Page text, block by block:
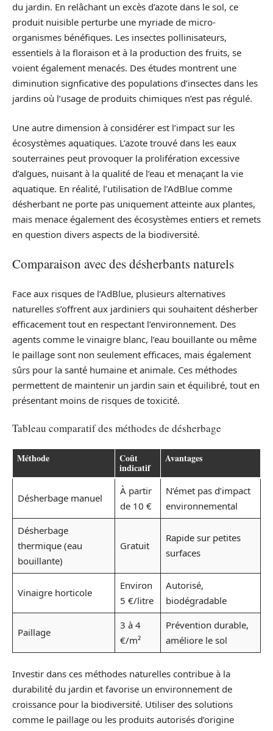
du jardin. En relâchant un excès d’azote dans le sol, ce
produit nuisible perturbe une myriade de micro-
organismes bénéfiques. Les insectes pollinisateurs,
essentiels à la floraison et à la production des fruits, se
voient également menacés. Des études montrent une
diminution signficative des populations d’insectes dans les
jardins où l’usage de produits chimiques n’est pas régulé.
Une autre dimension à considérer est l’impact sur les
écosystèmes aquatiques. L’azote trouvé dans les eaux
souterraines peut provoquer la prolifération excessive
d’algues, nuisant à la qualité de l’eau et menaçant la vie
aquatique. En réalité, l’utilisation de l’AdBlue comme
désherbant ne porte pas uniquement atteinte aux plantes,
mais menace également des écosystèmes entiers et remets
en question divers aspects de la biodiversité.
Comparaison avec des désherbants naturels
Face aux risques de l’AdBlue, plusieurs alternatives
naturelles s’offrent aux jardiniers qui souhaitent désherber
efficacement tout en respectant l’environnement. Des
agents comme le vinaigre blanc, l’eau bouillante ou même
le paillage sont non seulement efficaces, mais également
sûrs pour la santé humaine et animale. Ces méthodes
permettent de maintenir un jardin sain et équilibré, tout en
présentant moins de risques de toxicité.
Tableau comparatif des méthodes de désherbage
Méthode Coût
indicatif
Avantages
Désherbage manuel
À partir
de 10 €
N’émet pas d’impact
environnemental
Désherbage
thermique (eau
bouillante)
Gratuit
Rapide sur petites
surfaces
Vinaigre horticole
Environ
5 €/litre
Autorisé,
biodégradable
Paillage
3 à 4
€/m²
Prévention durable,
améliore le sol
Investir dans ces méthodes naturelles contribue à la
durabilité du jardin et favorise un environnement de
croissance pour la biodiversité. Utiliser des solutions
comme le paillage ou les produits autorisés d’origine